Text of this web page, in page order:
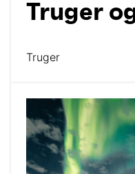
Truger
Truger